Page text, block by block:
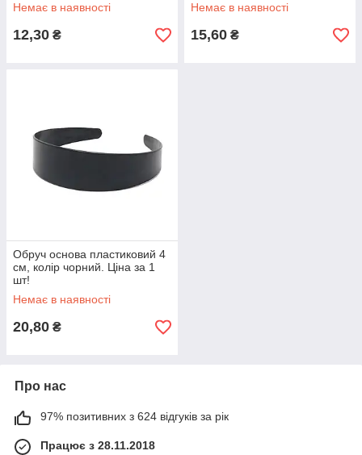
Немає в наявності
12,30 ₴
Немає в наявності
15,60 ₴
Обруч основа пластиковий 4
см, колір чорний. Ціна за 1
шт!
Немає в наявності
20,80 ₴
Про нас
97% позитивних з 624 відгуків за рік
Працює з 28.11.2018